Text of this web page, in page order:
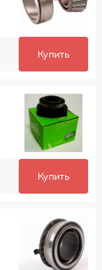
Купить
Купить